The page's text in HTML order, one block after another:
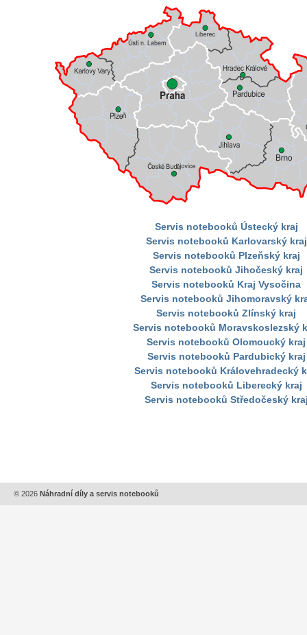
Servis notebooků Ústecký kraj
Servis notebooků Karlovarský kraj
Servis notebooků Plzeňský kraj
Servis notebooků Jihočeský kraj
Servis notebooků Kraj Vysočina
Servis notebooků Jihomoravský
Servis notebooků Zlínský kraj
Servis notebooků Moravskoslezský
Servis notebooků Olomoucký kraj
Servis notebooků Pardubický kraj
Servis notebooků Královehradecký
Servis notebooků Liberecký kraj
Servis notebooků Středočeský
© 2026 Náhradní díly a servis notebooků